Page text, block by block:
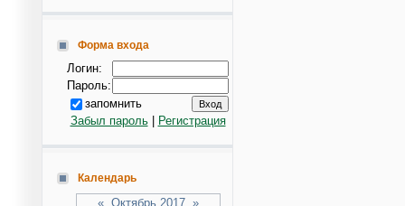
Форма входа
Логин:
Пароль:
запомнить
Забыл пароль| Регистрация
Календарь
« Октябрь 2017 »